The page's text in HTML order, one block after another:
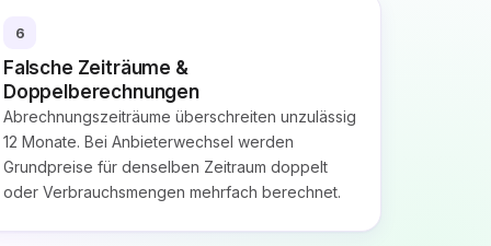
6
Falsche Zeiträume &
Doppelberechnungen
Abrechnungszeiträume überschreiten unzulässig
12 Monate. Bei Anbieterwechsel werden
Grundpreise für denselben Zeitraum doppelt
oder Verbrauchsmengen mehrfach berechnet.